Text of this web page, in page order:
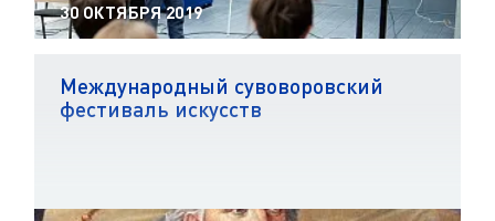
30 ОКТЯБРЯ 2019
Международный сувоворовский
фестиваль искусств